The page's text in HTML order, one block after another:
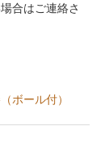
合はご連絡さ
ボール付）